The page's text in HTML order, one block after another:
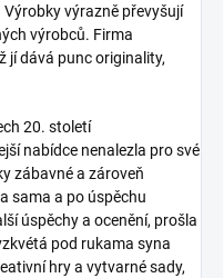
výrazně převyšují
výrobců. Firma
jí dává punc originality,
20. století
nabídce nenalezla pro své
zábavné a zároveň
sama a po úspěchu
úspěchy a ocenění, prošla
pod rukama syna
hry a vytvarné sady,